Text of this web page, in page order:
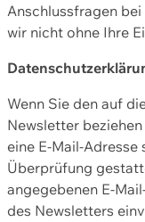
Anschlussfragen
wir nicht ohne Ihre
Wenn Sie den auf
Newsletter
eine E-Mail-
Überprüfung
angegebenen E-
des Newsletters